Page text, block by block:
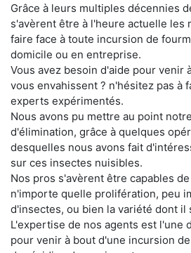
Grâce à leurs multiples décennies
s'avèrent être à l'heure actuelle les
faire face à toute incursion de
domicile ou en entreprise.
Vous avez besoin d'aide pour venir
vous envahissent ? n'hésitez pas à
experts expérimentés.
Nous avons pu mettre au point
d'élimination, grâce à quelques
desquelles nous avons fait
sur ces insectes nuisibles.
Nos pros s'avèrent être capables
n'importe quelle prolifération, peu
d'insectes, ou bien la variété dont il
L'expertise de nos agents est l'une
pour venir à bout d'une incursion